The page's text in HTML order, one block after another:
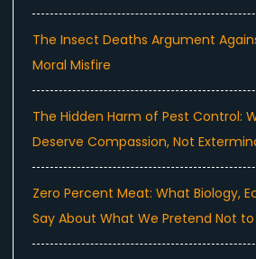
The Insect Deaths Argument
Moral Misfire
The Hidden Harm of Pest Control:
Deserve Compassion, Not
Zero Percent Meat: What Biology,
Say About What We Pretend Not to